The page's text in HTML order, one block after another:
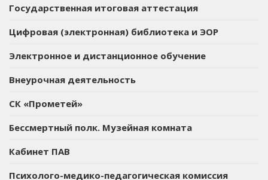
Государственная итоговая аттестация
Цифровая (электронная) библиотека и ЭОР
Электронное и дистанционное обучение
Внеурочная деятельность
СК «Прометей»
Бессмертный полк. Музейная комната
Кабинет ПАВ
Психолого-медико-педагогическая комиссия